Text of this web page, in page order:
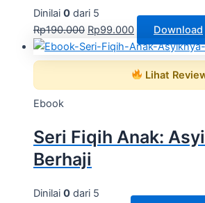
Dinilai 0 dari 5
Rp190.000 Rp99.000 Download
Lihat
Ebook
Seri Fiqih Anak:
Berhaji
Dinilai 0 dari 5